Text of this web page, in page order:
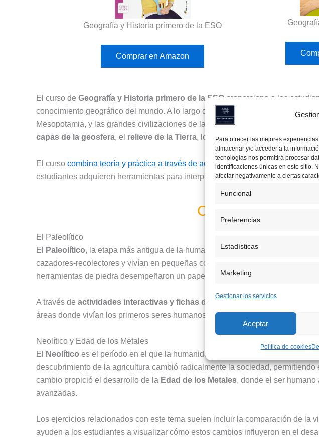
Para ofrecer las mejores
almacenar y/o acceder a la
tecnologías nos permitirá procesar
identificaciones únicas en este sitio.
afectar negativamente a ciertas
Funcional
Preferencias
Estadísticas
Marketing
Gestionar los servicios
Aceptar
Política de cookies
Geografía y Historia primero de la ESO
Comprar en Amazon
El curso de Geografía y Historia primero de la ESO proporciona a los
conocimiento geográfico del mundo. A lo largo de este nivel, los alumnos
Mesopotamia, y las grandes civilizaciones de la antigüedad como
capas de la geosfera, el relieve de la Tierra, los climasy losproblemas
El curso combina teoría y práctica a través de actividadesy ejercicios que
estudiantes adquieren herramientas para interpretar mapas, escalas
Contenidos Clave
El Paleolítico
El
Paleolítico, la etapa más antigua de la humanidad, es uno de los primeros
cazadores-recolectores y vivían en pequeñas comunidades nómadas. Los
herramientas de piedra desempeñaron un papel fundamental en su
A través de actividades interactivas y fichas de comprensión, los
áreas donde vivían los primeros seres humanos y cómo se desplazaban en
Neolítico y Edad de los Metales
El
Neolítico es el período en el que la humanidad experimenta una
descubrimiento de la agricultura cambió radicalmente la sociedad,
cambio propició el desarrollo de la Edad de los Metales, donde el ser
avanzadas.
Los ejercicios relacionados con este tema suelen incluir la comparación de
ayuden a los estudiantes a visualizar cómo estos cambios influyeron en el